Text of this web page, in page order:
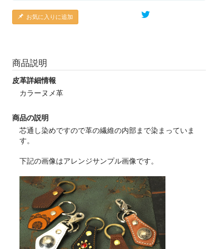
お気に入りに追加
商品説明
皮革詳細情報
カラーヌメ革
商品の説明
芯通し染めですので革の繊維の内部まで染まっていま
す。
下記の画像はアレンジサンプル画像です。